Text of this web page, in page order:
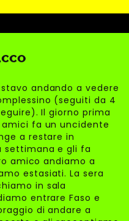
andando a vedere
(seguiti da 4
Il giorno prima
fa un uncidente
a restare in
settimana e gli fa
amico andiamo a
estasiati. La sera
in sala
entrare Faso e
di andare a